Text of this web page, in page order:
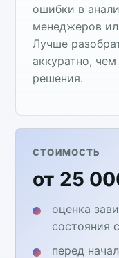
ошибки в
менеджеров
Лучше
аккуратно,
решения.
СТОИМОСТЬ
от 25
оценка
состояния
перед